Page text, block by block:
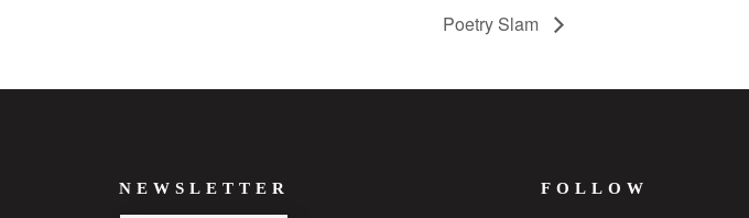
Poetry Slam
NEWSLETTER FOLLOW